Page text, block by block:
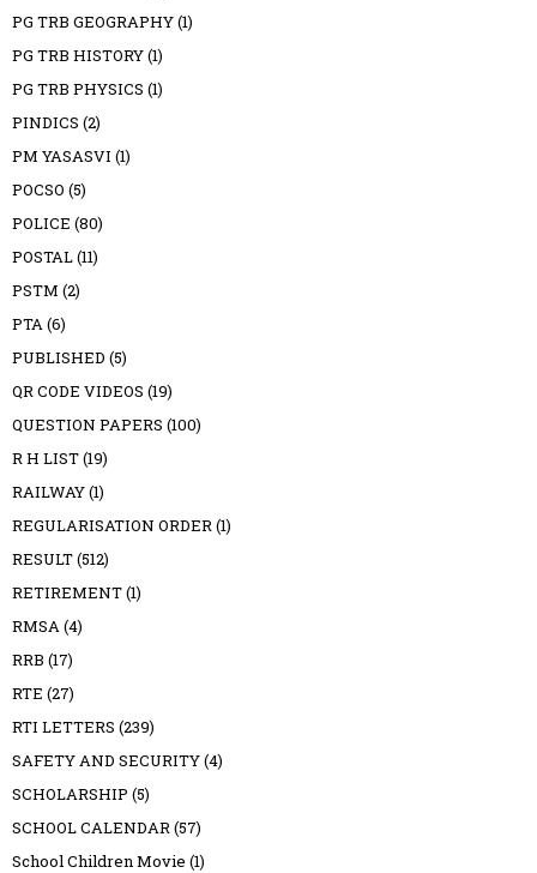
PG TRB GEOGRAPHY(1)
PG TRB HISTORY(1)
PG TRB PHYSICS (1)
PINDICS (2)
PM YASASVI (1)
POCSO (5)
POLICE (80)
POSTAL(11)
PSTM (2)
PTA(6)
PUBLISHED (5)
QR CODE VIDEOS (19)
QUESTION PAPERS (100)
R H LIST(19)
RAILWAY(1)
REGULARISATION ORDER(1)
RESULT(512)
RETIREMENT(1)
RMSA(4)
RRB (17)
RTE (27)
RTI LETTERS (239)
SAFETY AND SECURITY(4)
SCHOLARSHIP (5)
SCHOOL CALENDAR(57)
School Children Movie (1)